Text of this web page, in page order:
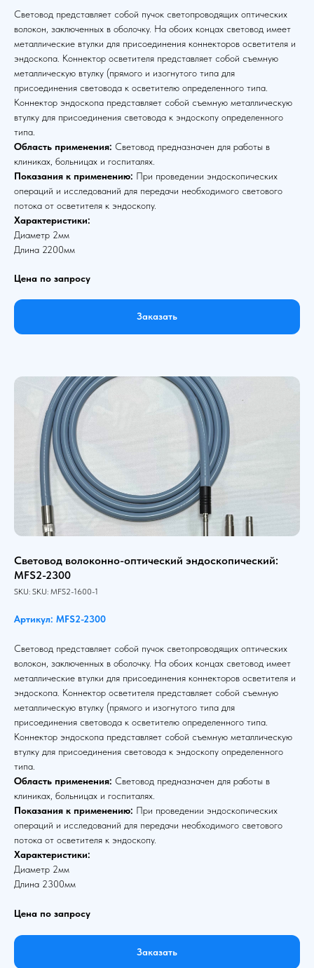
Световод представляет собой пучок светопроводящих оптических
волокон, заключенных в оболочку. На обоих концах световод имеет
металлические втулки для присоединения коннекторов осветителя и
эндоскопа. Коннектор осветителя представляет собой съемную
металлическую втулку (прямого и изогнутого типа для
присоединения световода к осветителю определенного типа.
Коннектор эндоскопа представляет собой съемную металлическую
втулку для присоединения световода к эндоскопу определенного
типа.
Область применения: Световод предназначен для работы в
клиниках, больницах и госпиталях.
Показания к применению: При проведении эндоскопических
операций и исследований для передачи необходимого светового
потока от осветителя к эндоскопу.
Характеристики:
Диаметр 2мм
Длина 2200мм
Цена по запросу
Заказать
Световод волоконно-оптический эндоскопический:
MFS2-2300
SKU: SKU: MFS2-1600-1
Артикул: MFS2-2300
Световод представляет собой пучок светопроводящих оптических
волокон, заключенных в оболочку. На обоих концах световод имеет
металлические втулки для присоединения коннекторов осветителя и
эндоскопа. Коннектор осветителя представляет собой съемную
металлическую втулку (прямого и изогнутого типа для
присоединения световода к осветителю определенного типа.
Коннектор эндоскопа представляет собой съемную металлическую
втулку для присоединения световода к эндоскопу определенного
типа.
Область применения: Световод предназначен для работы в
клиниках, больницах и госпиталях.
Показания к применению: При проведении эндоскопических
операций и исследований для передачи необходимого светового
потока от осветителя к эндоскопу.
Характеристики:
Диаметр 2мм
Длина 2300мм
Цена по запросу
Заказать